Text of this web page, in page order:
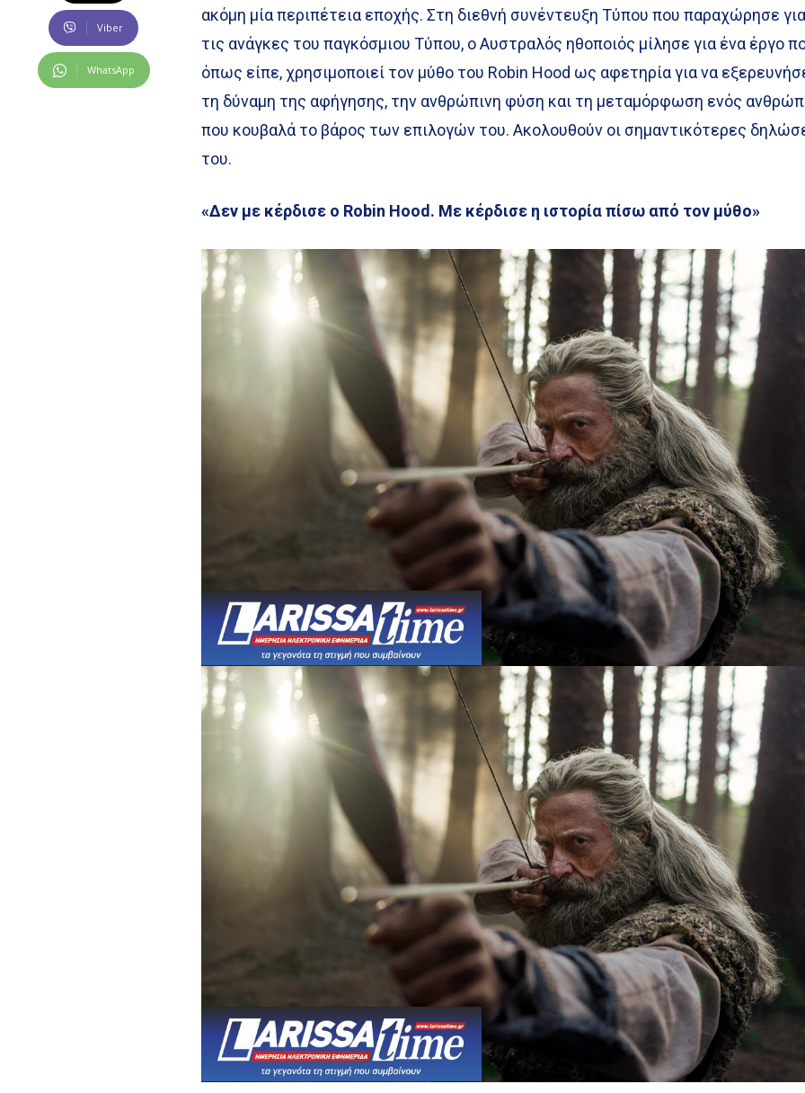
Viber
WhatsApp
ακόμη μία περιπέτεια εποχής. Στη διεθνή συνέντευξη Τύπου που παραχώρησε
τις ανάγκες του παγκόσμιου Τύπου, ο Αυστραλός ηθοποιός μίλησε για ένα έργο
όπως είπε, χρησιμοποιεί τον μύθο του Robin Hood ως αφετηρία για να
τη δύναμη της αφήγησης, την ανθρώπινη φύση και τη μεταμόρφωση ενός
που κουβαλά το βάρος των επιλογών του. Ακολουθούν οι σημαντικότερες
του.
«Δεν με κέρδισε ο Robin Hood. Με κέρδισε η ιστορία πίσω από τον μύθο»